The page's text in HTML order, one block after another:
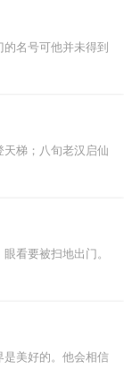
名号可他并未得到
天梯；八旬老汉启仙
看要被扫地出门。
美好的。他会相信